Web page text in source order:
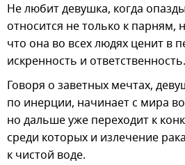
Не любит девушка, когда
относится не только к парням,
что она во всех людях ценит в
искренность и ответственность.
Говоря о заветных мечтах,
по инерции, начинает с мира
но дальше уже переходит к
среди которых и излечение
к чистой воде.